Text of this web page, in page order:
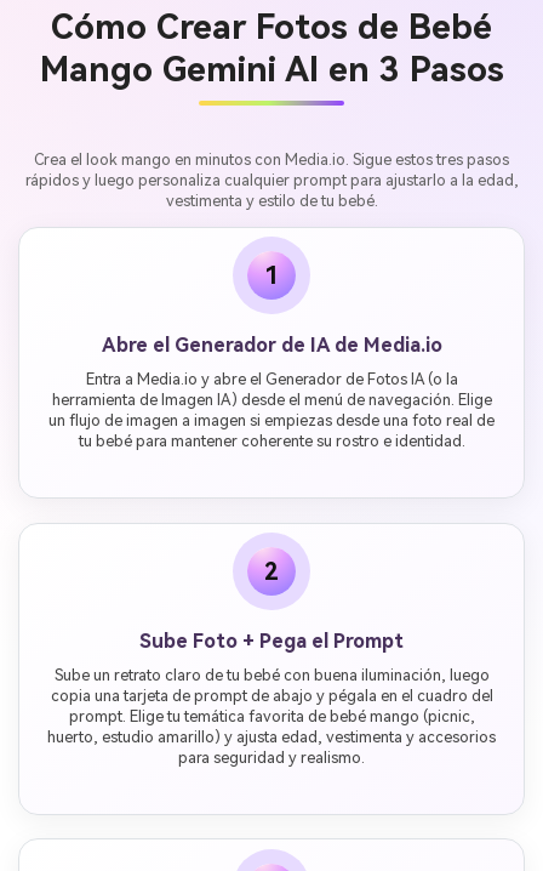
Cómo Crear Fotos de Bebé
Mango Gemini AI en 3 Pasos
Crea el look mango en minutos con Media.io. Sigue estos tres pasos
rápidos y luego personaliza cualquier prompt para ajustarlo a la edad,
vestimenta y estilo de tu bebé.
1
Abre el Generador de IA de Media.io
Entra a Media.io y abre el Generador de Fotos IA (o la
herramienta de Imagen IA) desde el menú de navegación. Elige
un flujo de imagen a imagen si empiezas desde una foto real de
tu bebé para mantener coherente su rostro e identidad.
2
Sube Foto + Pega el Prompt
Sube un retrato claro de tu bebé con buena iluminación, luego
copia una tarjeta de prompt de abajo y pégala en el cuadro del
prompt. Elige tu temática favorita de bebé mango (picnic,
huerto, estudio amarillo) y ajusta edad, vestimenta y accesorios
para seguridad y realismo.